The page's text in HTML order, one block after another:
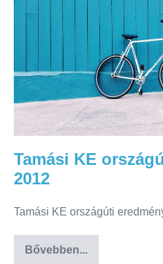
Tamási KE
2012
Tamási KE országúti
Bővebben...